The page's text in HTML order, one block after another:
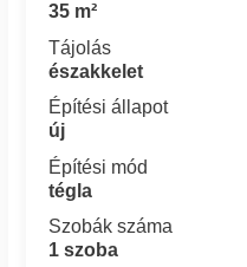
35 m²
Tájolás
északkelet
Építési állapot
új
Építési mód
tégla
Szobák száma
1 szoba